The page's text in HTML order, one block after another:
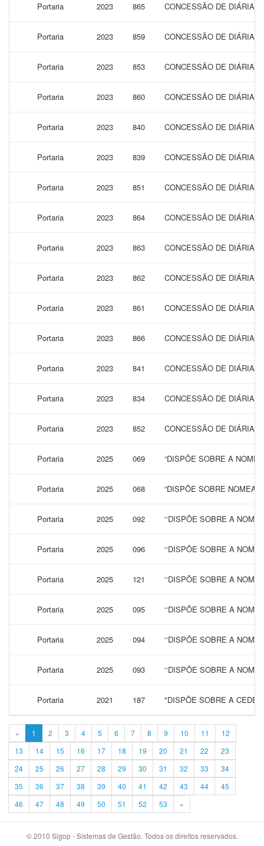
Portaria 2023 865 CONCESSÃO DE DIÁRIAS
Portaria 2023 859 CONCESSÃO DE DIÁRIAS
Portaria 2023 853 CONCESSÃO DE DIÁRIAS
Portaria 2023 860 CONCESSÃO DE DIÁRIAS
Portaria 2023 840 CONCESSÃO DE DIÁRIAS
Portaria 2023 839 CONCESSÃO DE DIÁRIAS
Portaria 2023 851 CONCESSÃO DE DIÁRIAS
Portaria 2023 864 CONCESSÃO DE DIÁRIAS
Portaria 2023 863 CONCESSÃO DE DIÁRIAS
Portaria 2023 862 CONCESSÃO DE DIÁRIAS
Portaria 2023 861 CONCESSÃO DE DIÁRIAS
Portaria 2023 866 CONCESSÃO DE DIÁRIAS
Portaria 2023 841 CONCESSÃO DE DIÁRIAS
Portaria 2023 834 CONCESSÃO DE DIÁRIAS
Portaria 2023 852 CONCESSÃO DE DIÁRIAS
Portaria 2025 069 “DISPÕE SOBRE A
Portaria 2025 068 “DISPÕE SOBRE
Portaria 2025 092 ‘‘DISPÕE SOBRE A
Portaria 2025 096 ‘‘DISPÕE SOBRE A
Portaria 2025 121 ‘‘DISPÕE SOBRE A
Portaria 2025 095 ‘‘DISPÕE SOBRE A
Portaria 2025 094 ‘‘DISPÕE SOBRE A
Portaria 2025 093 ‘‘DISPÕE SOBRE A
Portaria 2021 187 "DISPÕE SOBRE A
« 1 2 3 4 5 6 7 8 9 10 11
12
13
14 15 16 17 18 19 20 21 22
23
24
25 26 27 28 29 30 31 32 33
34
35
36 37 38 39 40 41 42 43 44
45
46
47 48 49 50 51 52 53 »
© 2010 Sigop - Sistemas de Gestão. Todos os direitos reservados.